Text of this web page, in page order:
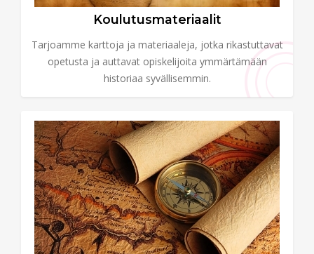
Koulutusmateriaalit
Tarjoamme karttoja ja materiaaleja, jotka rikastuttavat
opetusta ja auttavat opiskelijoita ymmärtämään
historiaa syvällisemmin.